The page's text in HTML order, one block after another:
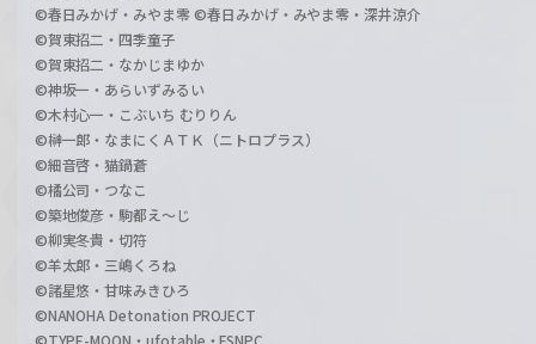
©春日みかげ・みやま零 ©春日みかげ・みやま零・深井涼介
©賀東招二・四季童子
©賀東招二・なかじまゆか
©神坂一・あらいずみるい
©木村心一・こぶいち むりりん
©榊一郎・なまにくＡＴＫ（ニトロプラス）
©細音啓・猫鍋蒼
©橘公司・つなこ
©築地俊彦・駒都え～じ
©柳実冬貴・切符
©羊太郎・三嶋くろね
©諸星悠・甘味みきひろ
©NANOHA Detonation PROJECT
©TYPE-MOON・ufotable・FSNPC